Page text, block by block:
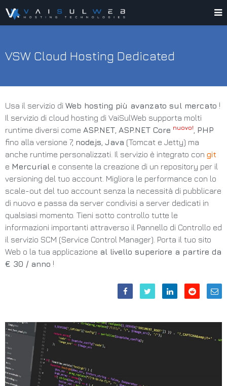
VSW Cloud Hosting Dedicated
Usa il servizio di Web hosting più avanzato sul mercato !
Il servizio di cloud hosting di VaiSulWeb supporta molti
runtime diversi come ASP.NET ASP.NET Core nuovo! PHP
fino alla versione 7, node.js Java (Tomcat e Jetty) ma
anche runtime personalizzati. Il servizio è integrato con git
e Mercurial e consente la creazione di un repository per il
versioning del tuo account. Migliora le performance con lo
scale-out del tuo account senza la necessità di pubblicare
di nuovo e passa da server condivisi a server dedicati in
qualsiasi momento. Tieni sotto controllo tutte le
informazioni importanti attraverso il Pannello di Controllo ed
il servizio SCM (Service Control Manager). Porta il tuo sito
Web o la tua applicazione al livello superiore a partire da
€ 30 / anno !